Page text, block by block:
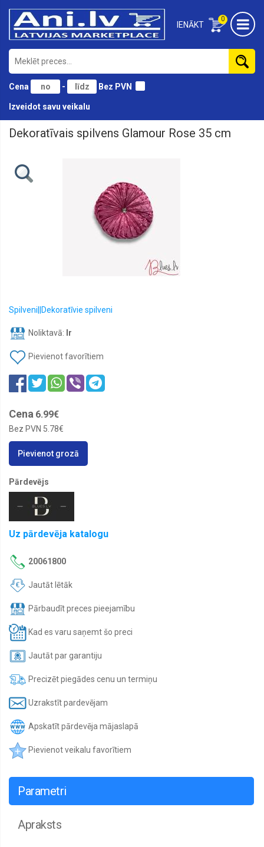
0
IENĀKT
Cena - Bez PVN
Izveidot savu veikalu
140x200
KOMPLEKTI
160x200
komplekti
200x220
GULTAS
VEĻAS
KOMPLEKTI
220x240
GULTAS
VEĻAS
AKSESUĀRI
BĒRNU
GULTAS
VEĻA
DVIEĻI
Gultas
veļa
veļa
Palagi
ar
gumiju
Parastie
palagi
PĀRKLĀJI
SEGAS
Spilveni
TURCIJAS
Zeķes
Dekoratīvais spilvens Glamour Rose 35 cm
Spilveni||Dekoratīvie spilveni
Noliktavā: Ir
Pievienot favorītiem
Cena 6.99€
Bez PVN 5.78€
Pievienot grozā
Pārdevējs
Uz pārdevēja katalogu
20061800
Jautāt lētāk
Pārbaudīt preces pieejamību
Kad es varu saņemt šo preci
Jautāt par garantiju
Precizēt piegādes cenu un termiņu
Uzrakstīt pardevējam
Apskatīt pārdevēja mājaslapā
Pievienot veikalu favorītiem
Parametri
Apraksts